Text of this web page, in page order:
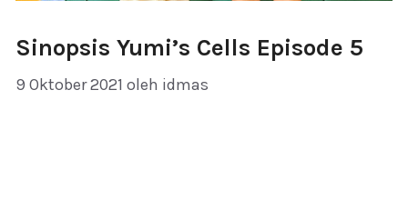
Sinopsis Yumi’s Cells Episode 5
9 Oktober 2021 oleh idmas